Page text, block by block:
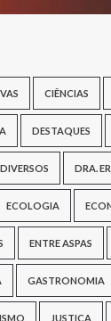
CIÊNCIAS
DESTAQUES
DIVERSOS DRA.
ECOLOGIA
ENTRE ASPAS
GASTRONOMIA
JUSTIÇA